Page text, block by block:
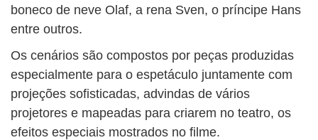
boneco de neve Olaf, a rena Sven, o príncipe Hans
entre outros.
Os cenários são compostos por peças produzidas
especialmente para o espetáculo juntamente com
projeções sofisticadas, advindas de vários
projetores e mapeadas para criarem no teatro, os
efeitos especiais mostrados no filme.